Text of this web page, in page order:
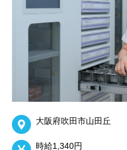
大阪府吹田市山田丘
時給1,340円